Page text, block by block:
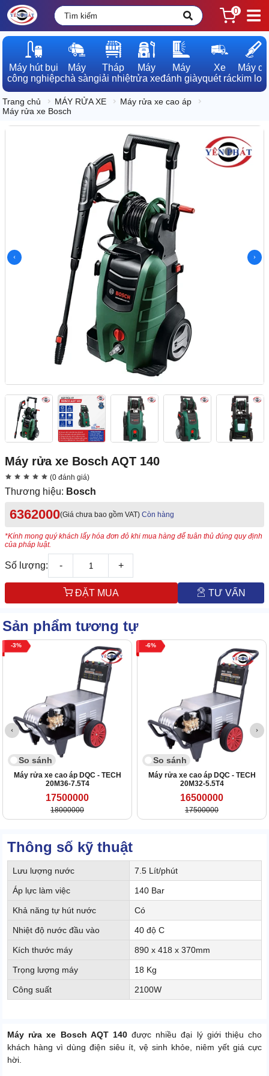
0
Máy hút bụi
công nghiệp
Máy
chà sàn
Tháp
giải nhiệt
Máy
rửa xe
Máy
đánh giày
Xe
quét rác
Máy dò
kim loại
Trang chủ MÁY RỬA XE
Máy rửa xe cao áp
Máy rửa xe Bosch
Máy rửa xe Bosch AQT 140
(0 đánh giá)
Thương hiệu: Bosch
6362000(Giá chưa bao gồm VAT) Còn hàng
*Kính mong quý khách lấy hóa đơn đỏ khi mua hàng để tuân thủ đúng quy định
của pháp luật.
Số lượng: - +
ĐẶT MUA TƯ VẤN
Sản phẩm tương tự
3
So sánh
Máy rửa xe cao áp DQC - TECH
20M36-7.5T4
17500000
18000000
6
So sánh
Máy rửa xe cao áp DQC - TECH
20M32-5.5T4
16500000
17500000
Thông số kỹ thuật
Lưu lượng nước 7.5 Lít/phút
Áp lực làm việc 140 Bar
Khả năng tự hút nước Có
Nhiệt độ nước đầu vào 40 độ C
Kích thước máy 890 x 418 x 370mm
Trọng lượng máy 18 Kg
Công suất 2100W
Máy rửa xe Bosch AQT 140được nhiều đại lý giới thiệu cho
khách hàng vì dùng điện siêu ít, vệ sinh khỏe, niêm yết giá cực
hời.